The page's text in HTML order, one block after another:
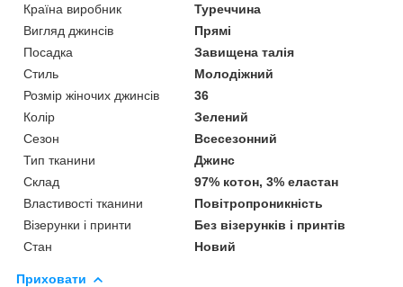
Країна виробник
Туреччина
Вигляд джинсів
Прямі
Посадка
Завищена талія
Стиль
Молодіжний
Розмір жіночих джинсів
36
Колір
Зелений
Сезон
Всесезонний
Тип тканини
Джинс
Склад
97% котон, 3% еластан
Властивості тканини
Повітропроникність
Візерунки і принти
Без візерунків і принтів
Стан
Новий
Приховати